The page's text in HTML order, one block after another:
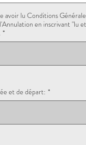
avoir lu Conditions
en inscrivant "lu et
*
et de départ: *